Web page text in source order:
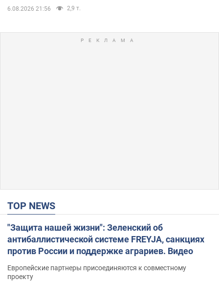
6.08.2026 21:56 2,9 т.
TOP NEWS
"Защита нашей жизни": Зеленский об
антибаллистической системе FREYJA, санкциях
против России и поддержке аграриев. Видео
Европейские партнеры присоединяются к совместному
проекту